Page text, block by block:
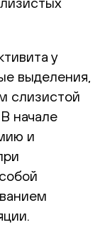
у
выделения,
слизистой
начале
и